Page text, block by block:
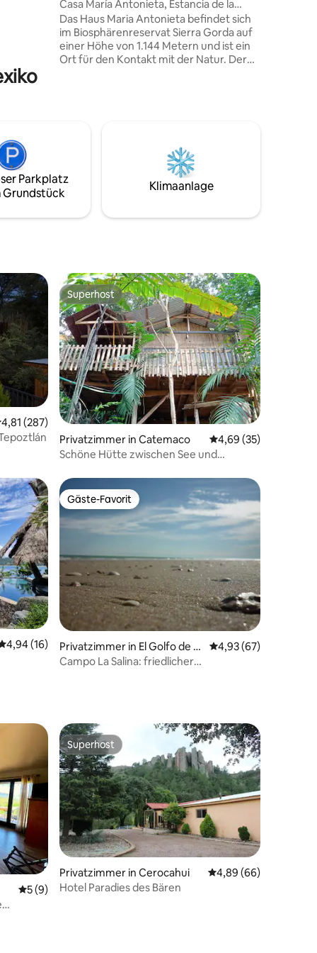
Casa María Antonieta, Estancia de la
Sierra.
Das Haus Maria Antonieta befindet sich
im Biosphärenreservat Sierra Gorda auf
einer Höhe von 1.144 Metern und ist ein
Ort für den Kontakt mit der Natur. Der
transparentem Wasser. Ein idealer Ort
zum Ausruhen, Wandern und Tauchen
im Fluss Escanela oder als
Ausgangspunkt für einen Besuch in Pinal,
Internetzugang.
Parkplatz
Grundstück
Klimaanlage
Bewertungen
Bewertung: 4,81 von 5, 287 Bewertungen
4,81 (287)
Superhost
Superhost
Privatzimmer in Catemaco Durchschnittliche
4,69 (35)
Schöne Hütte zwischen See und
Bewertungen Bewertung: 4,94 von 5, 16 Bewertungen
4,94 (16)
Gäste-Favorit
Gäste-Favorit
Privatzimmer in El Golfo de S
anta Clara
Durchschnittliche
4,93 (67)
Campo La Salina: friedlicher
Durchschnittliche Bewertung: 5 von 5, 9 Bewertungen
5 (9)
Superhost
Superhost
Privatzimmer in Cerocahui Durchschnittliche
4,89 (66)
Hotel Paradies des Bären